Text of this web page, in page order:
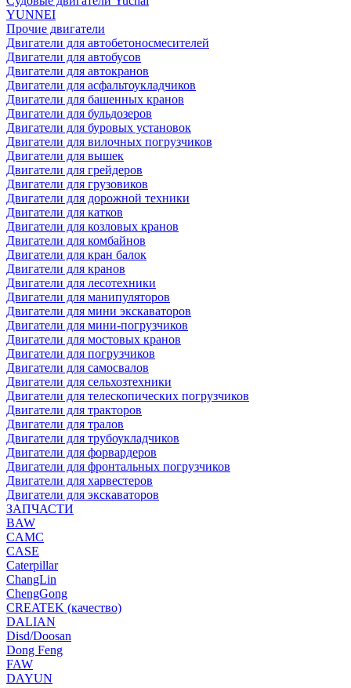
YUNNEI
Прочие двигатели
Двигатели для автобетоносмесителей
Двигатели для автобусов
Двигатели для автокранов
Двигатели для асфальтоукладчиков
Двигатели для башенных кранов
Двигатели для бульдозеров
Двигатели для буровых установок
Двигатели для вилочных погрузчиков
Двигатели для вышек
Двигатели для грейдеров
Двигатели для грузовиков
Двигатели для дорожной техники
Двигатели для катков
Двигатели для козловых кранов
Двигатели для комбайнов
Двигатели для кран балок
Двигатели для кранов
Двигатели для лесотехники
Двигатели для манипуляторов
Двигатели для мини экскаваторов
Двигатели для мини-погрузчиков
Двигатели для мостовых кранов
Двигатели для погрузчиков
Двигатели для самосвалов
Двигатели для сельхозтехники
Двигатели для телескопических погрузчиков
Двигатели для тракторов
Двигатели для тралов
Двигатели для трубоукладчиков
Двигатели для форвардеров
Двигатели для фронтальных погрузчиков
Двигатели для харвестеров
Двигатели для экскаваторов
ЗАПЧАСТИ
BAW
CAMC
CASE
Caterpillar
ChangLin
ChengGong
CREATEK (качество)
DALIAN
Disd/Doosan
Dong Feng
FAW
DAYUN